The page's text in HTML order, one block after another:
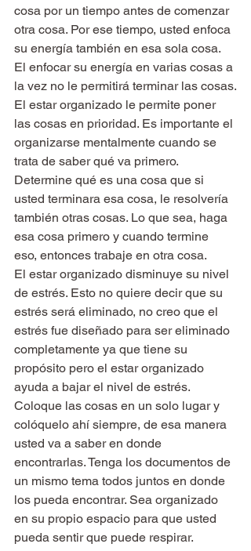
cosa por un tiempo antes de comenzar
otra cosa. Por ese tiempo, usted enfoca
su energía también en esa sola cosa.
El enfocar su energía en varias cosas a
la vez no le permitirá terminar las cosas.
El estar organizado le permite poner
las cosas en prioridad. Es importante el
organizarse mentalmente cuando se
trata de saber qué va primero.
Determine qué es una cosa que si
usted terminara esa cosa, le resolvería
también otras cosas. Lo que sea, haga
esa cosa primero y cuando termine
eso, entonces trabaje en otra cosa.
El estar organizado disminuye su nivel
de estrés. Esto no quiere decir que su
estrés será eliminado, no creo que el
estrés fue diseñado para ser eliminado
completamente ya que tiene su
propósito pero el estar organizado
ayuda a bajar el nivel de estrés.
Coloque las cosas en un solo lugar y
colóquelo ahí siempre, de esa manera
usted va a saber en donde
encontrarlas. Tenga los documentos de
un mismo tema todos juntos en donde
los pueda encontrar. Sea organizado
en su propio espacio para que usted
pueda sentir que puede respirar.